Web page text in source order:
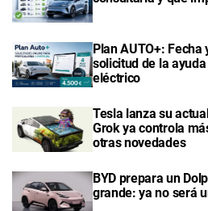
Plan AUTO+:
solicitud de la
eléctrico
Tesla lanza su
Grok ya controla
otras novedades
BYD prepara un
grande: ya no será